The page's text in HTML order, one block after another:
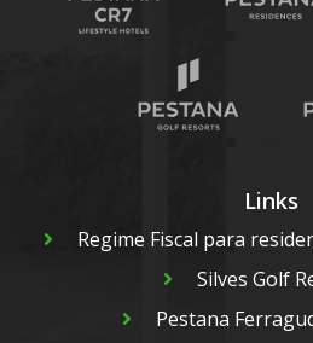
Links
Regime Fiscal para
Silves Golf
Pestana